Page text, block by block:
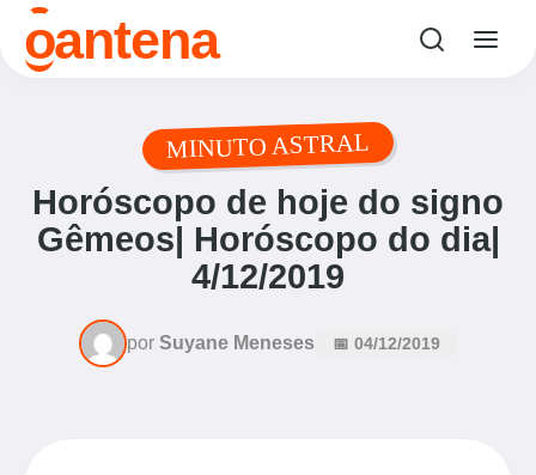
oantena
MINUTO ASTRAL
Horóscopo de hoje do signo
Gêmeos| Horóscopo do dia|
4/12/2019
por Suyane Meneses 📅 04/12/2019